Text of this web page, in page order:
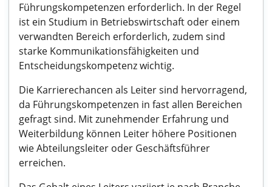
Führungskompetenzen erforderlich. In der Regel
ist ein Studium in Betriebswirtschaft oder einem
verwandten Bereich erforderlich, zudem sind
starke Kommunikationsfähigkeiten und
Entscheidungskompetenz wichtig.
Die Karrierechancen als Leiter sind hervorragend,
da Führungskompetenzen in fast allen Bereichen
gefragt sind. Mit zunehmender Erfahrung und
Weiterbildung können Leiter höhere Positionen
wie Abteilungsleiter oder Geschäftsführer
erreichen.